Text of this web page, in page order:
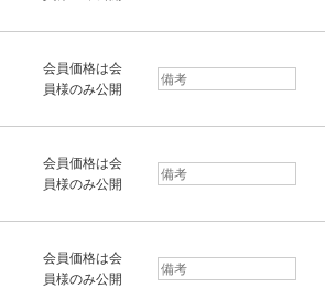
会員価格は会
員様のみ公開
会員価格は会
員様のみ公開
会員価格は会
員様のみ公開